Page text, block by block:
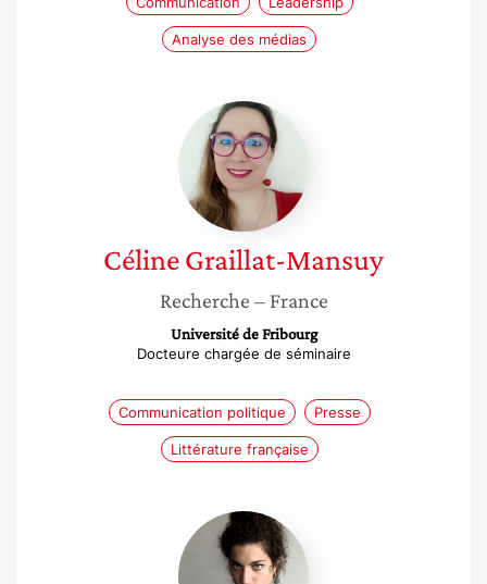
Analyse des médias
Céline
Graillat-
Mansuy
CélineGraillat-Mansuy
Recherche – France
Université de Fribourg
Docteure chargée de séminaire
Communication politique Presse
Littérature française
Ariane
Ahmadi
Kermanshahani